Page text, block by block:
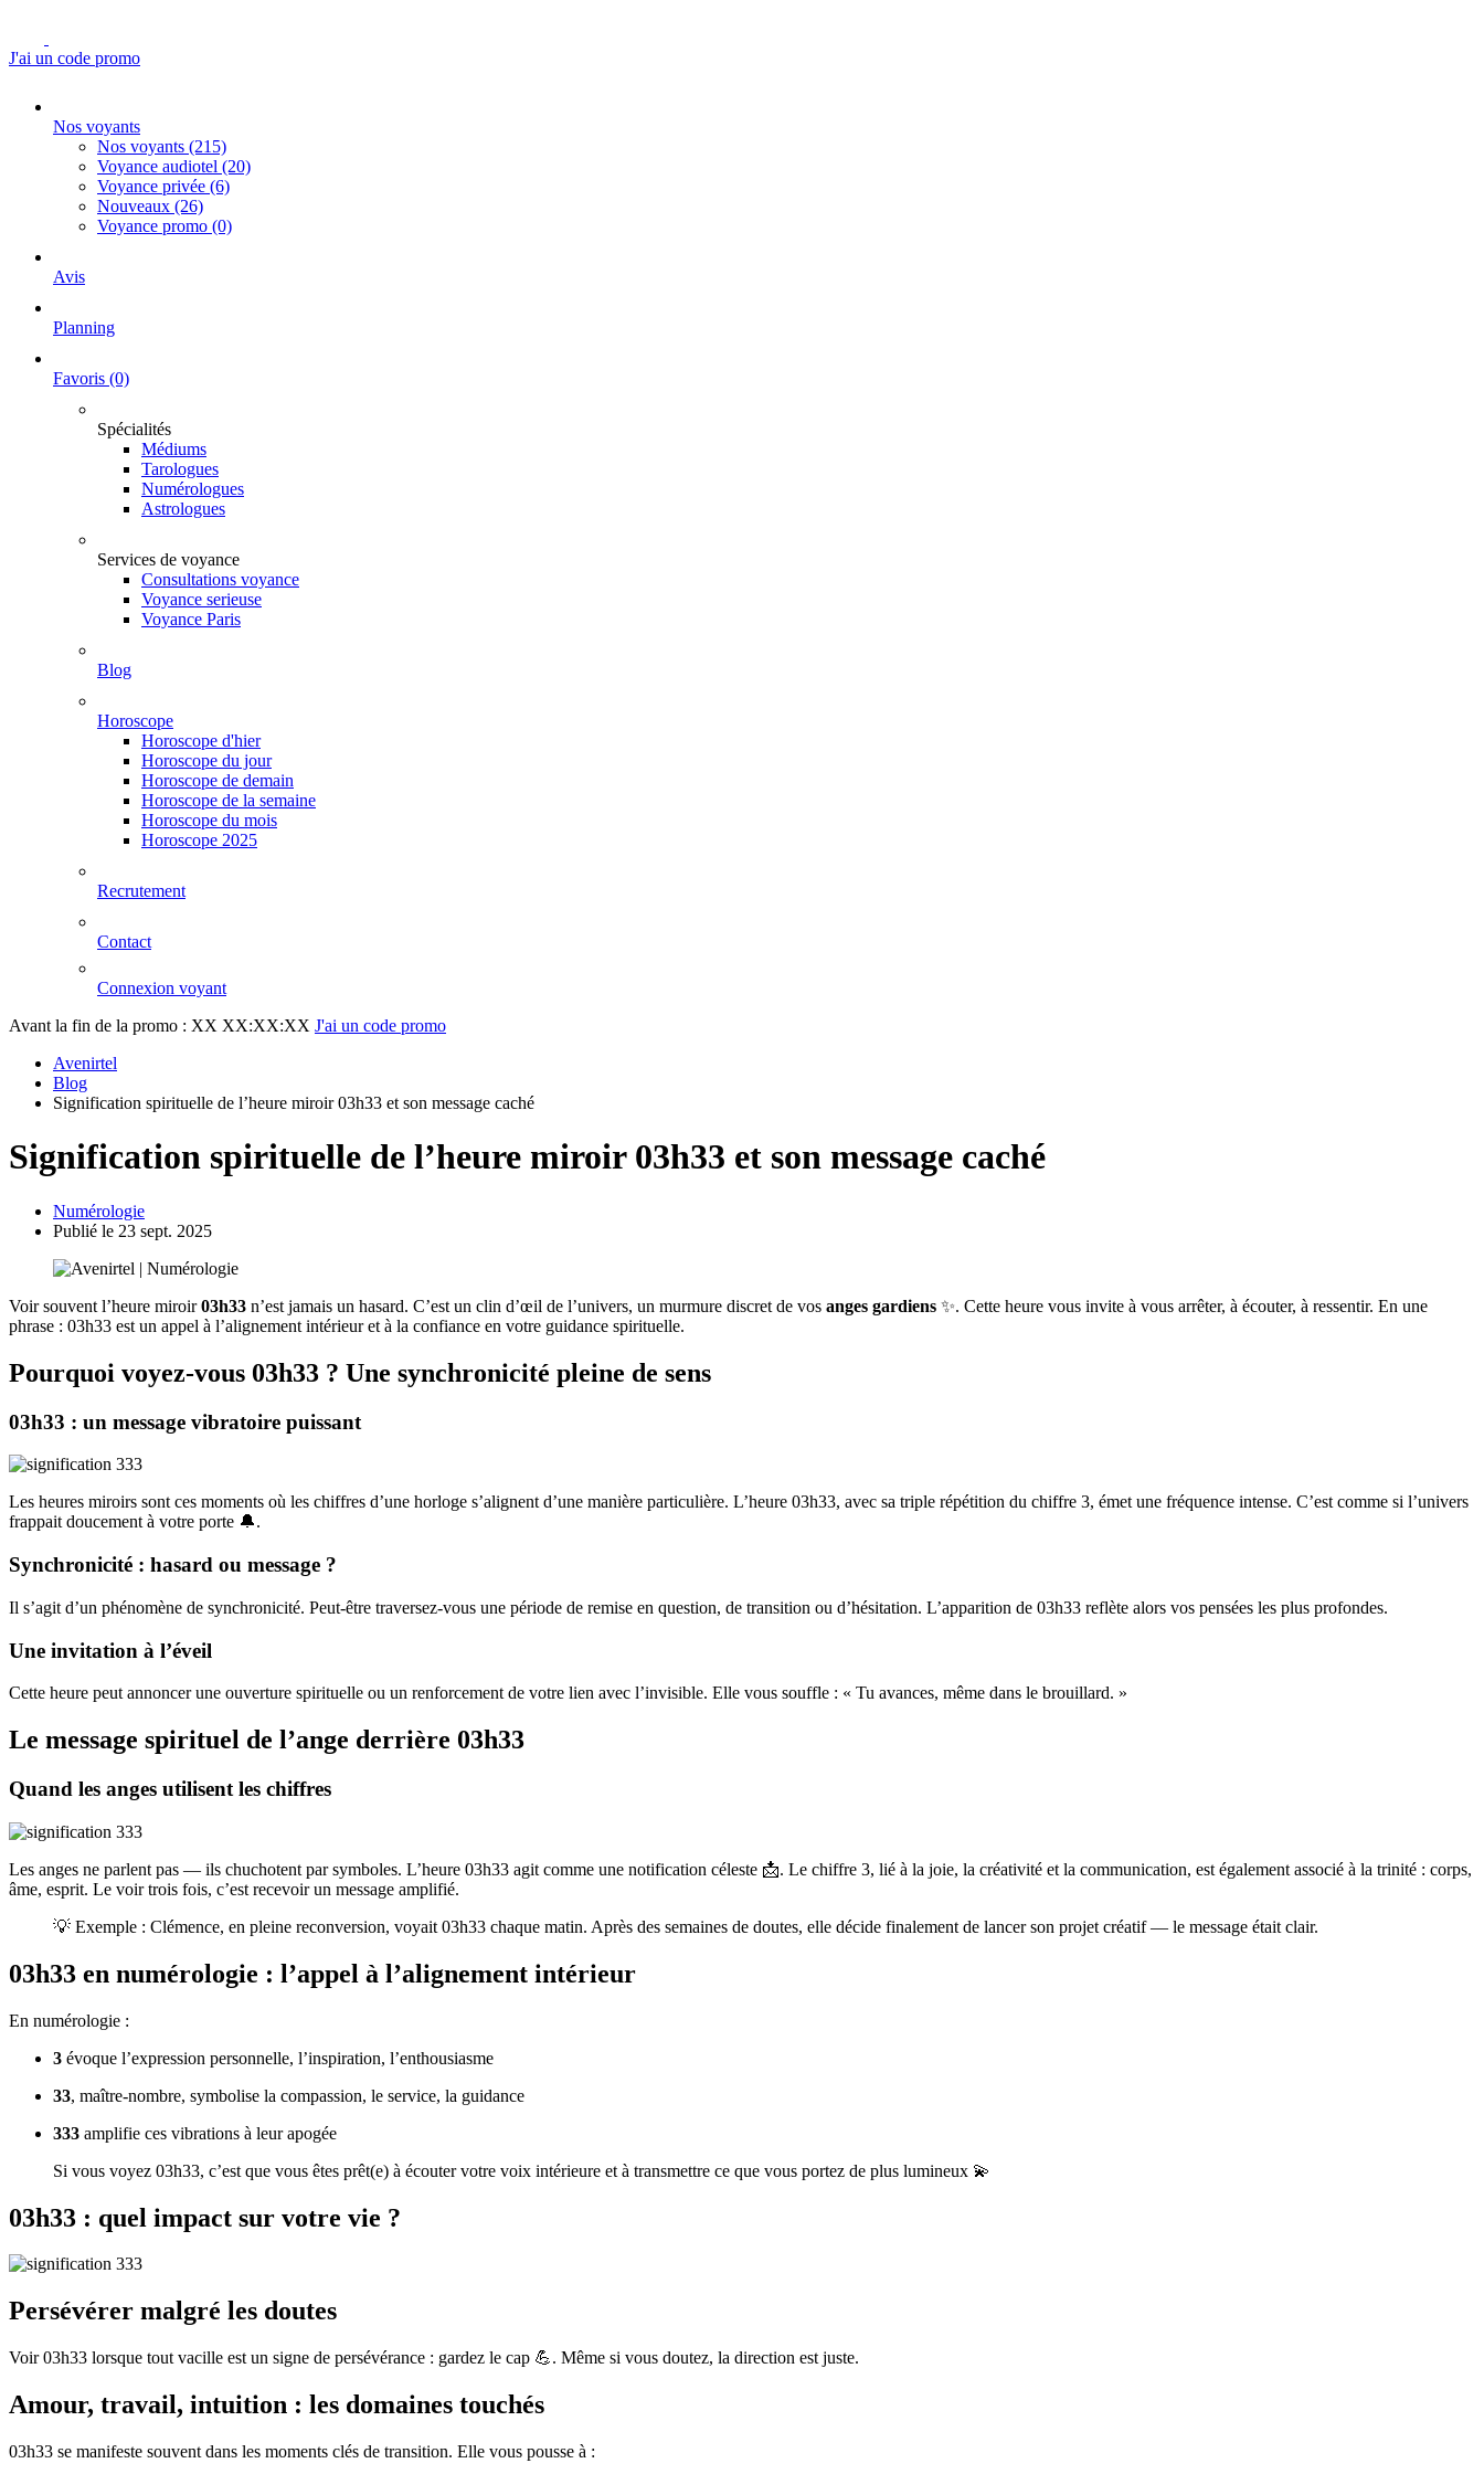
J'ai un code promo
Nos voyants
Nos voyants (215)
Voyance audiotel (20)
Voyance privée (6)
Nouveaux (26)
Voyance promo (0)
Avis
Planning
Favoris (0)
Spécialités
Médiums
Tarologues
Numérologues
Astrologues
Services de voyance
Consultations voyance
Voyance serieuse
Voyance Paris
Blog
Horoscope
Horoscope d'hier
Horoscope du jour
Horoscope de demain
Horoscope de la semaine
Horoscope du mois
Horoscope 2025
Recrutement
Contact
Connexion voyant
Avant la fin de la promo : XX XX:XX:XX J'ai un code promo
Avenirtel
Blog
Signification spirituelle de l’heure miroir 03h33 et son message caché
Signification spirituelle de l’heure miroir 03h33 et son message caché
Numérologie
Publié le 23 sept. 2025
Voir souvent l’heure miroir03h33 n’est jamais un hasard. C’est un clin d’œil de l’univers, un murmure discret de vos anges gardiens ✨. Cette heure vous invite à vous arrêter, à écouter, à ressentir. En une
phrase : 03h33 est un appel à l’alignement intérieur et à la confiance en votre guidance spirituelle.
Pourquoi voyez-vous 03h33 ? Une synchronicité pleine de sens
03h33 : un message vibratoire puissant
Les heures miroirs sont ces moments où les chiffres d’une horloge s’alignent d’une manière particulière. L’heure 03h33, avec sa triple répétition du chiffre 3, émet une fréquence intense. C’est comme si l’univers
frappait doucement à votre porte 🔔.
Synchronicité : hasard ou message ?
Il s’agit d’un phénomène de synchronicité. Peut-être traversez-vous une période de remise en question, de transition ou d’hésitation. L’apparition de 03h33 reflète alors vos pensées les plus profondes.
Une invitation à l’éveil
Cette heure peut annoncer une ouverture spirituelle ou un renforcement de votre lien avec l’invisible. Elle vous souffle : « Tu avances, même dans le brouillard. »
Le message spirituel de l’ange derrière 03h33
Quand les anges utilisent les chiffres
Les anges ne parlent pas — ils chuchotent par symboles. L’heure 03h33 agit comme une notification céleste 📩. Le chiffre 3, lié à la joie, la créativité et la communication, est également associé à la trinité : corps,
âme, esprit. Le voir trois fois, c’est recevoir un message amplifié.
💡 Exemple : Clémence, en pleine reconversion, voyait 03h33 chaque matin. Après des semaines de doutes, elle décide finalement de lancer son projet créatif — le message était clair.
03h33 en numérologie : l’appel à l’alignement intérieur
En numérologie :
3 évoque l’expression personnelle, l’inspiration, l’enthousiasme
33, maître-nombre, symbolise la compassion, le service, la guidance
333 amplifie ces vibrations à leur apogée
Si vous voyez 03h33, c’est que vous êtes prêt(e) à écouter votre voix intérieure et à transmettre ce que vous portez de plus lumineux 💫
03h33 : quel impact sur votre vie ?
Persévérer malgré les doutes
Voir 03h33 lorsque tout vacille est un signe de persévérance : gardez le cap 💪. Même si vous doutez, la direction est juste.
Amour, travail, intuition : les domaines touchés
03h33 se manifeste souvent dans les moments clés de transition. Elle vous pousse à :